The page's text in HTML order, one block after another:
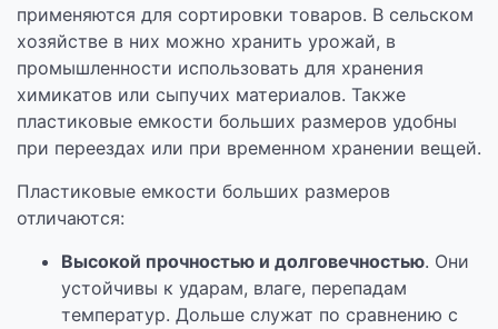
применяются для сортировки товаров. В сельском
хозяйстве в них можно хранить урожай, в
промышленности использовать для хранения
химикатов или сыпучих материалов. Также
пластиковые емкости больших размеров удобны
при переездах или при временном хранении вещей.
Пластиковые емкости больших размеров
отличаются:
Высокой прочностью и долговечностью. Они
устойчивы к ударам, влаге, перепадам
температур. Дольше служат по сравнению с